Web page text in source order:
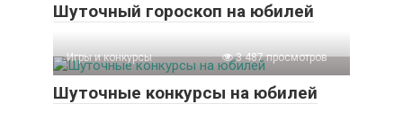
Шуточный гороскоп на юбилей
Игры и конкурсы 3 487 просмотров
Шуточные конкурсы на юбилей